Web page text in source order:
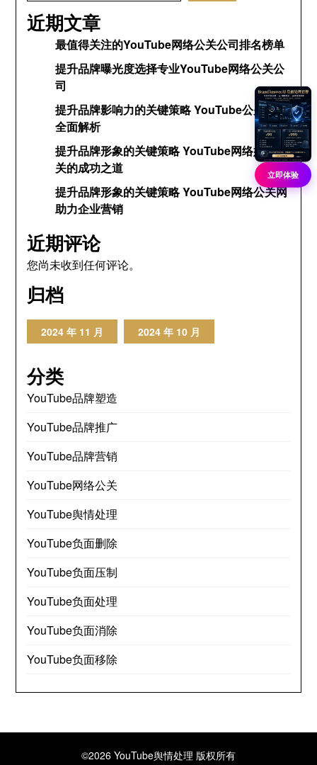
近期文章
最值得关注的YouTube网络公关公司排名榜单
提升品牌曝光度选择专业YouTube网络公关公
司
提升品牌影响力的关键策略 YouTube公关网络
全面解析
提升品牌形象的关键策略 YouTube网络媒体公
关的成功之道
提升品牌形象的关键策略 YouTube网络公关网
助力企业营销
近期评论
您尚未收到任何评论。
归档
2024 年 11 月 2024 年 10 月
分类
YouTube品牌塑造
YouTube品牌推广
YouTube品牌营销
YouTube网络公关
YouTube舆情处理
YouTube负面删除
YouTube负面压制
YouTube负面处理
YouTube负面消除
YouTube负面移除
©2026 YouTube舆情处理 版权所有
立即体验